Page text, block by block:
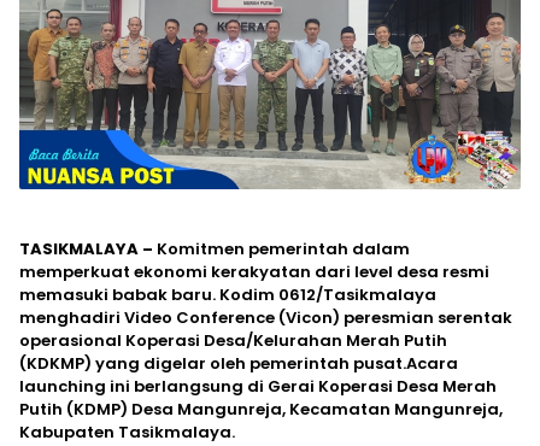
TASIKMALAYA – Komitmen pemerintah dalam
memperkuat ekonomi kerakyatan dari level desa resmi
memasuki babak baru. Kodim 0612/Tasikmalaya
menghadiri Video Conference (Vicon) peresmian serentak
operasional Koperasi Desa/Kelurahan Merah Putih
(KDKMP) yang digelar oleh pemerintah pusat.Acara
launching ini berlangsung di Gerai Koperasi Desa Merah
Putih (KDMP) Desa Mangunreja, Kecamatan Mangunreja,
Kabupaten Tasikmalaya.